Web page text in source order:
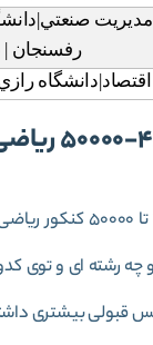
مديريت
رفسنجان |
اقتصاد|دانشگاه